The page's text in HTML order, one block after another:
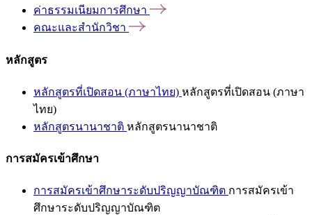
ค่าธรรมเนียมการศึกษา
คณะและสำนักวิชา
หลักสูตร
หลักสูตรที่เปิดสอน (ภาษาไทย) หลักสูตรที่เปิดสอน (ภาษา
ไทย)
หลักสูตรนานาชาติ หลักสูตรนานาชาติ
การสมัครเข้าศึกษา
การสมัครเข้าศึกษาระดับปริญญาบัณฑิต การสมัครเข้า
ศึกษาระดับปริญญาบัณฑิต